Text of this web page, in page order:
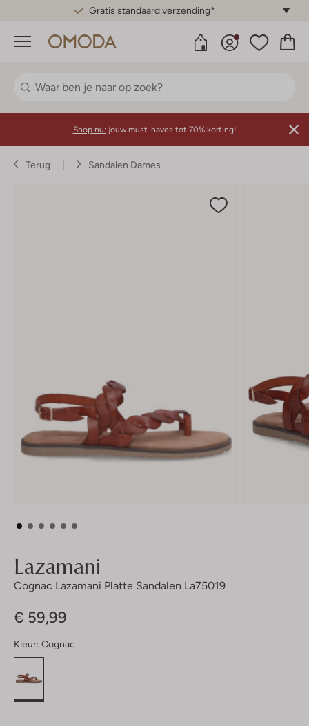
Gratis standaard verzending*
Menu
Shop nu: jouw must-haves tot 70% korting!
Terug Sandalen Dames
Lazamani
Cognac Lazamani Platte Sandalen La75019
€ 59,99
Kleur: Cognac